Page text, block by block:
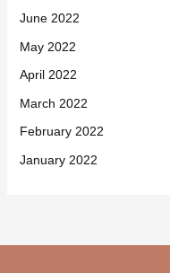
June 2022
May 2022
April 2022
March 2022
February 2022
January 2022